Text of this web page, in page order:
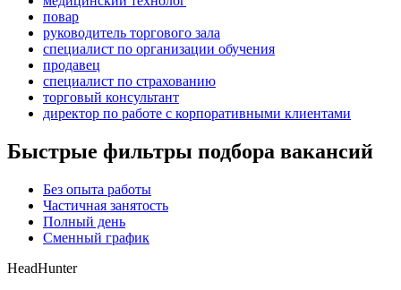
повар
руководитель торгового зала
специалист по организации обучения
продавец
специалист по страхованию
торговый консультант
директор по работе с корпоративными клиентами
Быстрые фильтры подбора вакансий
Без опыта работы
Частичная занятость
Полный день
Сменный график
HeadHunter